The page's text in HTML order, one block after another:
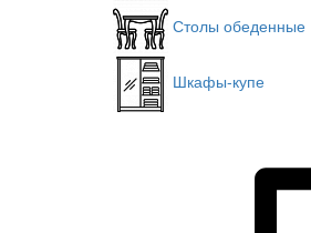
Столы обеденные
Шкафы-купе